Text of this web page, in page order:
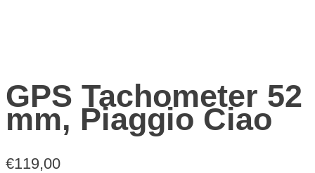
GPS Tachometer 52
mm, Piaggio Ciao
€119,00